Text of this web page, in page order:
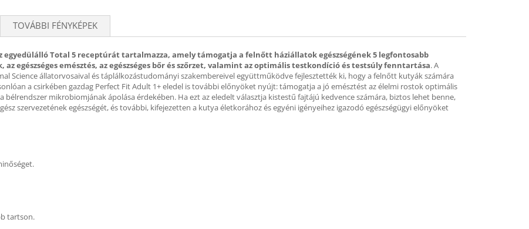
TOVÁBBI FÉNYKÉPEK
egyedülálló Total 5 receptúrát tartalmazza, amely támogatja a felnőtt háziállatok egészségének 5 legfontosabb
egészséges emésztés, az egészséges bőr és szőrzet, valamint az optimális testkondíció és testsúly fenntartása. A
Science állatorvosaival és táplálkozástudományi szakembereivel együttműködve fejlesztették ki, hogy a felnőtt kutyák számára
a csirkében gazdag Perfect Fit Adult 1+ eledel is további előnyöket nyújt: támogatja a jó emésztést az élelmi rostok optimális
mikrobiomjának ápolása érdekében. Ha ezt az eledelt választja kistestű fajtájú kedvence számára, biztos lehet benne,
szervezetének egészségét, és további, kifejezetten a kutya életkorához és egyéni igényeihez igazodó egészségügyi előnyöket
tartson.